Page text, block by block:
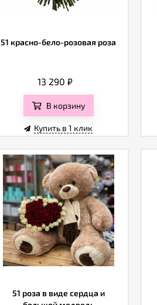
51 красно-бело-розовая роза
13 290 ₽
В корзину
Купить в 1 клик
51 роза в виде сердца и